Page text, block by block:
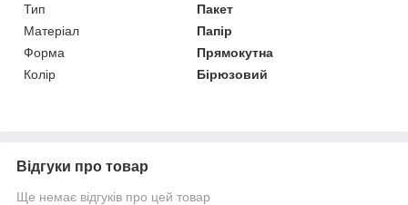
Тип
Пакет
Матеріал
Папір
Форма
Прямокутна
Колір
Бірюзовий
Відгуки про товар
Ще немає відгуків про цей товар